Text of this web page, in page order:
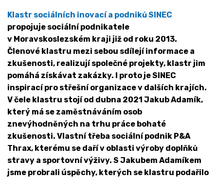
Klastr sociálních inovací a podniků SINEC
propojuje sociální podnikatele
v Moravskoslezském kraji již od roku 2013.
Členové klastru mezi sebou sdílejí informace a
zkušenosti, realizují společné projekty, klastr jim
pomáhá získávat zakázky. I proto je SINEC
inspirací pro střešní organizace v dalších krajích.
V čele klastru stojí od dubna 2021 Jakub Adamík,
který má se zaměstnáváním osob
znevýhodněných na trhu práce bohaté
zkušenosti. Vlastní třeba sociální podnik P&A
Thrax, kterému se daří v oblasti výroby doplňků
stravy a sportovní výživy. S Jakubem Adamíkem
jsme probrali úspěchy, kterých se klastru podařilo